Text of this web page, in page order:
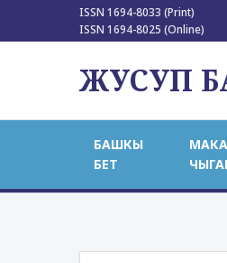
ISSN 1694-8033 (Print)
ISSN 1694-8025 (Online)
ЖУСУП
БАШКЫ
БЕТ